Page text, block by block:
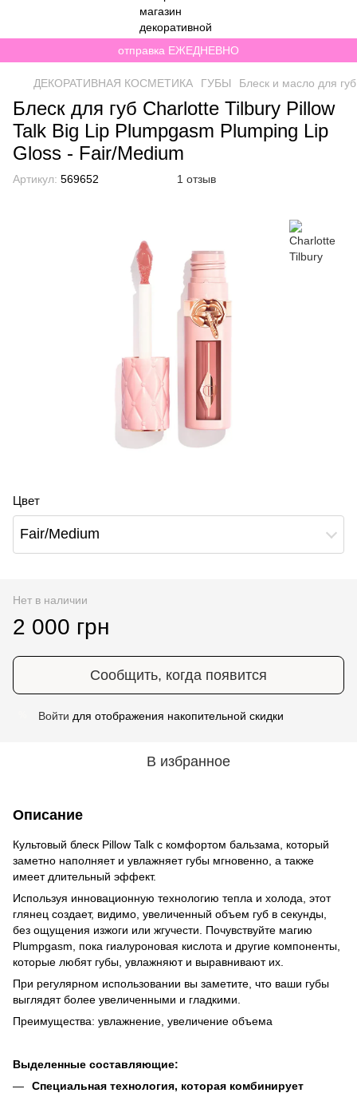
отправка ЕЖЕДНЕВНО
ДЕКОРАТИВНАЯ КОСМЕТИКА ГУБЫ Блеск и масло для губ
Блеск для губ Charlotte Tilbury Pillow
Talk Big Lip Plumpgasm Plumping Lip
Gloss - Fair/Medium
Артикул: 569652 1 отзыв
Цвет
Fair/Medium
Нет в наличии
2 000 грн
Сообщить, когда появится
Войти для отображения накопительной скидки
В избранное
Описание
Культовый блеск Pillow Talk с комфортом бальзама, который
заметно наполняет и увлажняет губы мгновенно, а также
имеет длительный эффект.
Используя инновационную технологию тепла и холода, этот
глянец создает, видимо, увеличенный объем губ в секунды,
без ощущения изжоги или жгучести. Почувствуйте магию
Plumpgasm, пока гиалуроновая кислота и другие компоненты,
которые любят губы, увлажняют и выравнивают их.
При регулярном использовании вы заметите, что ваши губы
выглядят более увеличенными и гладкими.
Преимущества: увлажнение, увеличение объема
Выделенные составляющие:
Специальная технология, которая комбинирует